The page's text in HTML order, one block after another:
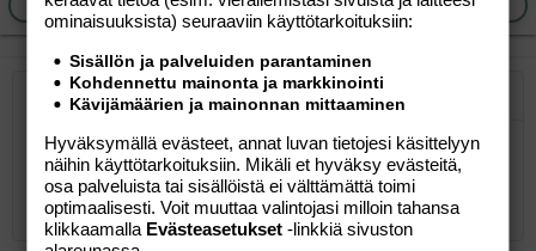
Vastaa
Ilmoita asiaton viesti
LihavoituKursivoitu
Laajennettuun editoriin…
Lista
Järjestetty lista
Järjestämätön lista
Suurenna sisennystä
Pienennä sisennystä
Laajennettuun editoriin…
Lisää hyperlinkki
Lisää kuva
HymiötLaajennettuun
Kumoa
Fontin koko
9
10
12
TekstiväriKirjasintyyli
Arial
Book Antiqua
Courier New
YliviivaaAlleviivattu
Rivinsisäinen koodi
Rivinsisäinen spoiler
Tasaus Tasaa vasemmalle
Keskitä
Tasaa oikealle
Paragraph format
Normal
Heading 1
Heading 2
LainausLisää video/media
Lisää taulukko
Insert horizontal line
SpoilerKoodi
Tee uudelleen
BBCode-näkymä
Poista muotoilu
LuonnoksetTallenna luonnos
Poista luonnos
Kirjoita vastaus...
ominaisuuk­sista) seuraaviin käyttötarkoituksiin:
Sisällön ja palveluiden parantaminen
Kohdennettu mainonta ja markkinointi
Kävijämäärien ja mainonnan mittaaminen
Hyväksymällä evästeet, annat luvan tietojesi käsittelyyn
näihin käyttötarkoituksiin. Mikäli et hyväksy evästeitä,
osa palveluista tai sisällöistä ei välttämättä toimi
optimaalisesti. Voit muuttaa valintojasi milloin tahansa
klikkaamalla Evästeasetukset -linkkiä sivuston